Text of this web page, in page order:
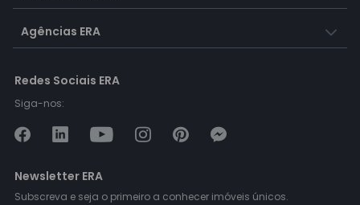
Agências ERA
Redes Sociais ERA
Siga-nos:
Newsletter ERA
Subscreva e seja o primeiro a conhecer imóveis únicos.